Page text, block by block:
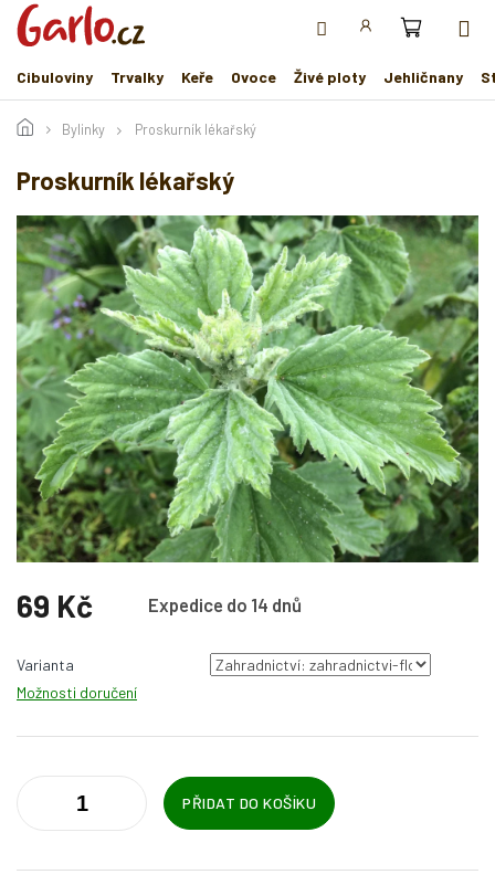
Přejít
obsah
Cibuloviny
Trvalky Keře Ovoce Živé ploty Jehličnany
Bylinky Proskurník lékařský
Proskurník lékařský
69 Kč Expedice do 14 dnů
cena:
Varianta
Možnosti doručení
PŘIDAT DO KOŠÍKU